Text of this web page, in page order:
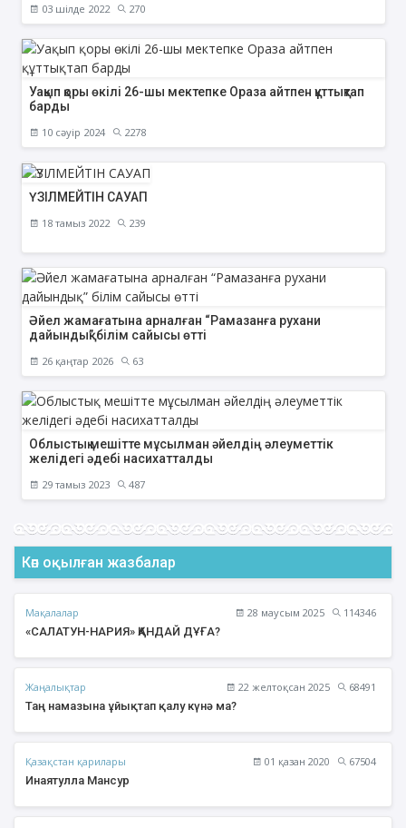
03 шілде 2022 270
Уақып қоры өкілі 26-шы мектепке Ораза айтпен құттықтап
барды
10 сәуір 2024 2278
ҮЗІЛМЕЙТІН САУАП
18 тамыз 2022 239
Әйел жамағатына арналған “Рамазанға рухани
дайындық” білім сайысы өтті
26 қаңтар 2026 63
Облыстық мешітте мұсылман әйелдің әлеуметтік
желідегі әдебі насихатталды
29 тамыз 2023 487
Көп оқылған жазбалар
Мақалалар 28 маусым 2025
114346
«САЛАТУН-НАРИЯ» ҚАНДАЙ ДҰҒА?
Жаңалықтар 22 желтоқсан 2025
68491
Таң намазына ұйықтап қалу күнә ма?
Қазақстан қарилары 01 қазан 2020
67504
Инаятулла Мансур